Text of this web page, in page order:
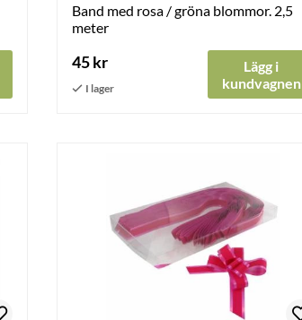
Band med rosa / gröna blommor. 2,5
meter
45 kr
Lägg i
kundvagnen